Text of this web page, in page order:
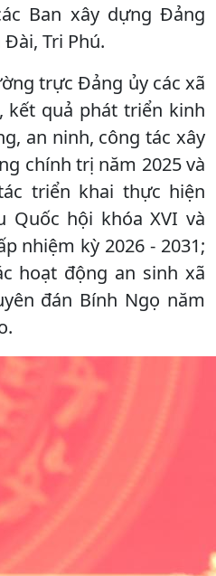
Ban xây dựng Đảng
Tri Phú.
trực Đảng ủy các xã
kết quả phát triển kinh
an ninh, công tác xây
chính trị năm 2025 và
triển khai thực hiện
Quốc hội khóa XVI và
nhiệm kỳ 2026 - 2031;
hoạt động an sinh xã
đán Bính Ngọ năm